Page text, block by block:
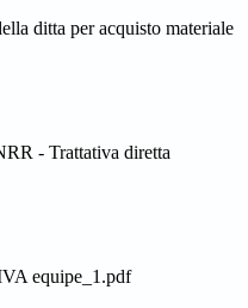
ditta per acquisto materiale
- Trattativa diretta
equipe_1.pdf